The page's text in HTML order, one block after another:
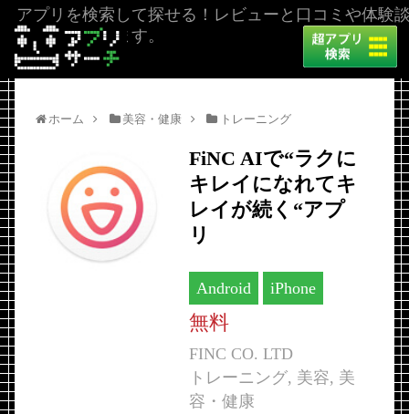
アプリを検索して探せる！レビューと口コミや体験
を掲載しています。
ホーム 美容・健康 トレーニング
FiNC AIで“ラクに
キレイになれてキ
レイが続く“アプ
リ
Android iPhone
無料
FINC CO. LTD
トレーニング, 美容, 美
容・健康